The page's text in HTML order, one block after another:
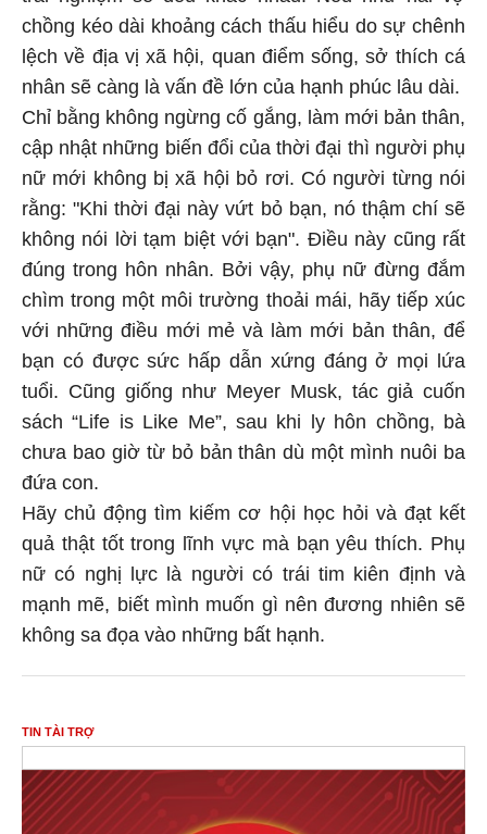
chồng kéo dài khoảng cách thấu hiểu do sự chênh
lệch về địa vị xã hội, quan điểm sống, sở thích cá
nhân sẽ càng là vấn đề lớn của hạnh phúc lâu dài.
Chỉ bằng không ngừng cố gắng, làm mới bản thân,
cập nhật những biến đổi của thời đại thì người phụ
nữ mới không bị xã hội bỏ rơi. Có người từng nói
rằng: "Khi thời đại này vứt bỏ bạn, nó thậm chí sẽ
không nói lời tạm biệt với bạn". Điều này cũng rất
đúng trong hôn nhân. Bởi vậy, phụ nữ đừng đắm
chìm trong một môi trường thoải mái, hãy tiếp xúc
với những điều mới mẻ và làm mới bản thân, để
bạn có được sức hấp dẫn xứng đáng ở mọi lứa
tuổi. Cũng giống như Meyer Musk, tác giả cuốn
sách “Life is Like Me”, sau khi ly hôn chồng, bà
chưa bao giờ từ bỏ bản thân dù một mình nuôi ba
đứa con.
Hãy chủ động tìm kiếm cơ hội học hỏi và đạt kết
quả thật tốt trong lĩnh vực mà bạn yêu thích. Phụ
nữ có nghị lực là người có trái tim kiên định và
mạnh mẽ, biết mình muốn gì nên đương nhiên sẽ
không sa đọa vào những bất hạnh.
TIN TÀI TRỢ